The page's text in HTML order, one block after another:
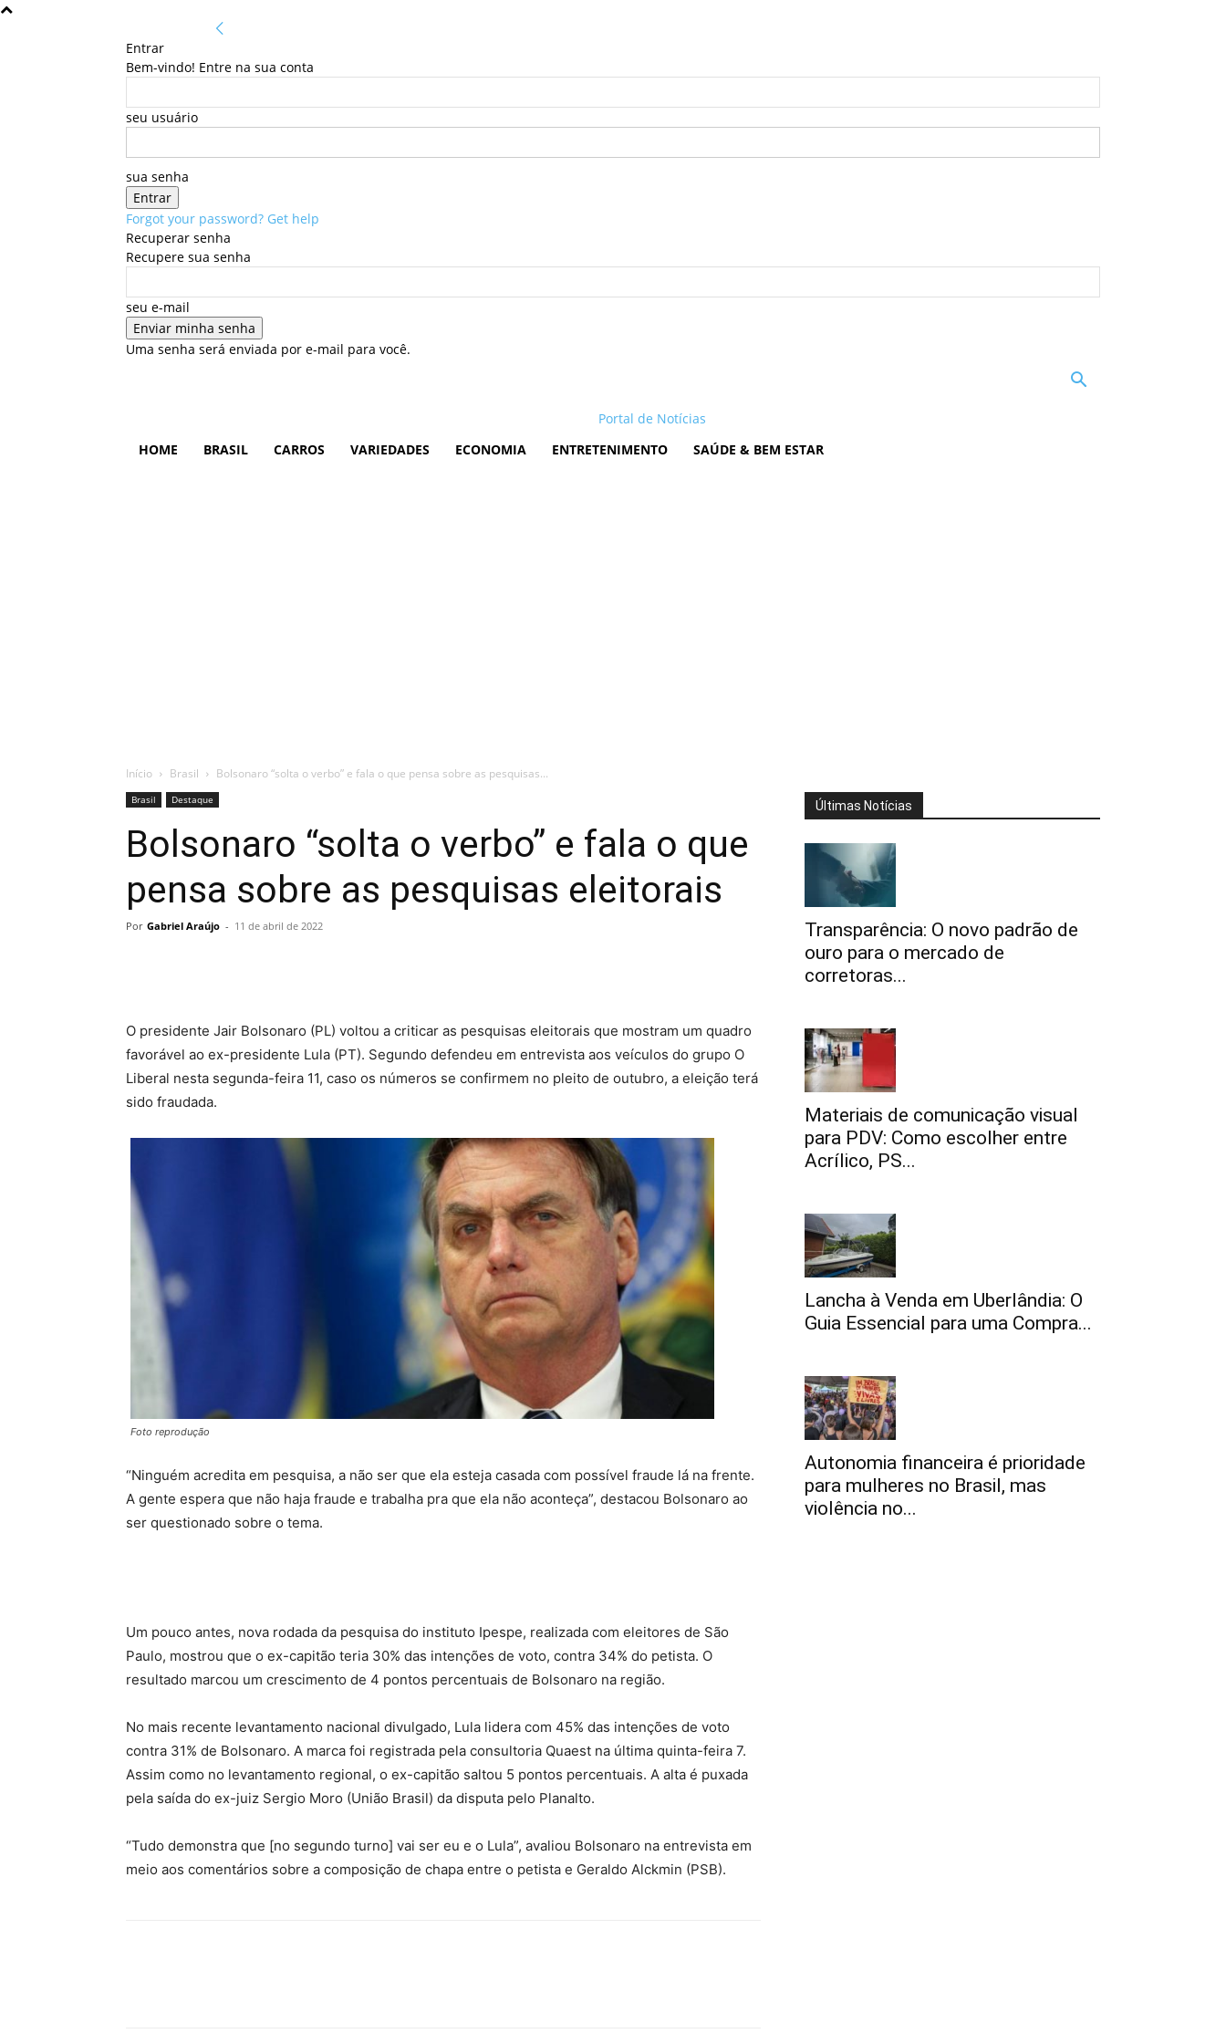
Entrar
Bem-vindo! Entre na sua conta
seu usuário
sua senha
Forgot your password? Get help
Recuperar senha
Recupere sua senha
seu e-mail
Uma senha será enviada por e-mail para você.
Portal de Notícias
HOME
BRASIL CARROS VARIEDADES ECONOMIA ENTRETENIMENTO SAÚDE & BEM ESTAR
Início Brasil Bolsonaro “solta o verbo” e fala o que pensa sobre as pesquisas...
Brasil Destaque
Bolsonaro “solta o verbo” e fala o que
pensa sobre as pesquisas eleitorais
Por Gabriel Araújo - 11 de abril de 2022
O presidente Jair Bolsonaro (PL) voltou a criticar as pesquisas eleitorais que mostram um quadro
favorável ao ex-presidente Lula (PT). Segundo defendeu em entrevista aos veículos do grupo O
Liberal nesta segunda-feira 11, caso os números se confirmem no pleito de outubro, a eleição terá
sido fraudada.
Foto reprodução
“Ninguém acredita em pesquisa, a não ser que ela esteja casada com possível fraude lá na frente.
A gente espera que não haja fraude e trabalha pra que ela não aconteça”, destacou Bolsonaro ao
ser questionado sobre o tema.
Um pouco antes, nova rodada da pesquisa do instituto Ipespe, realizada com eleitores de São
Paulo, mostrou que o ex-capitão teria 30% das intenções de voto, contra 34% do petista. O
resultado marcou um crescimento de 4 pontos percentuais de Bolsonaro na região.
No mais recente levantamento nacional divulgado, Lula lidera com 45% das intenções de voto
contra 31% de Bolsonaro. A marca foi registrada pela consultoria Quaest na última quinta-feira 7.
Assim como no levantamento regional, o ex-capitão saltou 5 pontos percentuais. A alta é puxada
pela saída do ex-juiz Sergio Moro (União Brasil) da disputa pelo Planalto.
“Tudo demonstra que [no segundo turno] vai ser eu e o Lula”, avaliou Bolsonaro na entrevista em
meio aos comentários sobre a composição de chapa entre o petista e Geraldo Alckmin (PSB).
Últimas Notícias
Transparência: O novo padrão de
ouro para o mercado de
corretoras...
Materiais de comunicação visual
para PDV: Como escolher entre
Acrílico, PS...
Lancha à Venda em Uberlândia: O
Guia Essencial para uma Compra...
Autonomia financeira é prioridade
para mulheres no Brasil, mas
violência no...